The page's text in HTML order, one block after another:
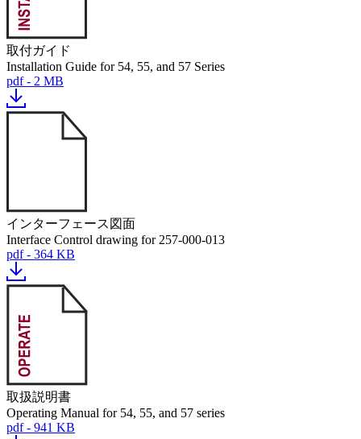
取付ガイド
Installation Guide for 54, 55, and 57 Series
pdf - 2 MB
インターフェース図面
Interface Control drawing for 257-000-013
pdf - 364 KB
取扱説明書
Operating Manual for 54, 55, and 57 series
pdf - 941 KB